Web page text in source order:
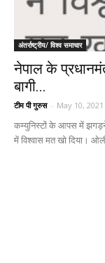
अंतर्राष्ट्रीय/ विश्व समाचार
नेपाल के
बागी...
टीम पी गुरुस - May 10, 2021
कम्युनिस्टों के आपस में
में विश्वास मत खो दिया।